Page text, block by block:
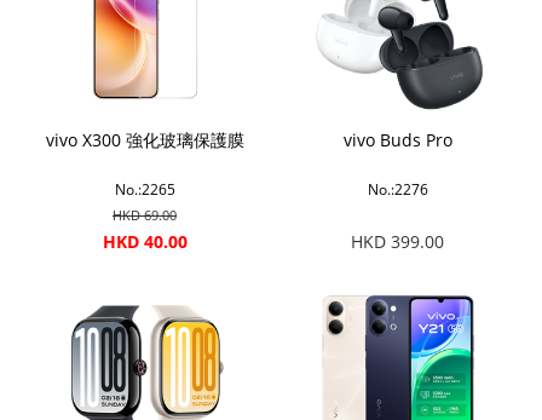
vivo X300 強化玻璃保護膜
No.:2265
HKD 69.00
HKD 40.00
vivo Buds Pro
No.:2276
HKD 399.00